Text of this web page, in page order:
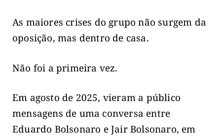
As maiores crises do grupo não surgem da
oposição, mas dentro de casa.
Não foi a primeira vez.
Em agosto de 2025, vieram a público
mensagens de uma conversa entre
Eduardo Bolsonaro e Jair Bolsonaro, em